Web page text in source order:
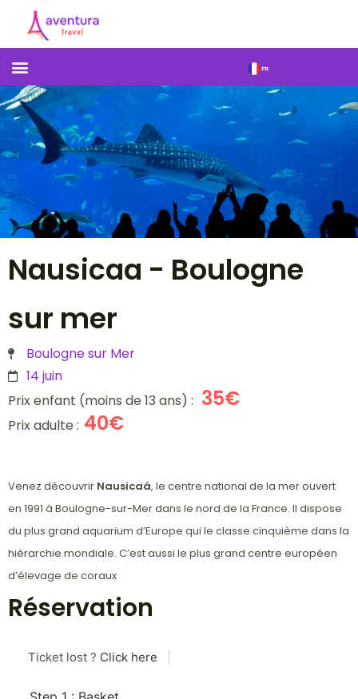
Nausicaa - Boulogne
sur mer
Boulogne sur Mer
14 juin
Prix enfant (moins de 13 ans) : 35€
Prix adulte : 40€
Venez découvrir Nausicaá, le centre national de la mer ouvert
en 1991 à Boulogne-sur-Mer dans le nord de la France. Il dispose
du plus grand aquarium d’Europe qui le classe cinquième dans la
hiérarchie mondiale. C’est aussi le plus grand centre européen
d’élevage de coraux
Réservation